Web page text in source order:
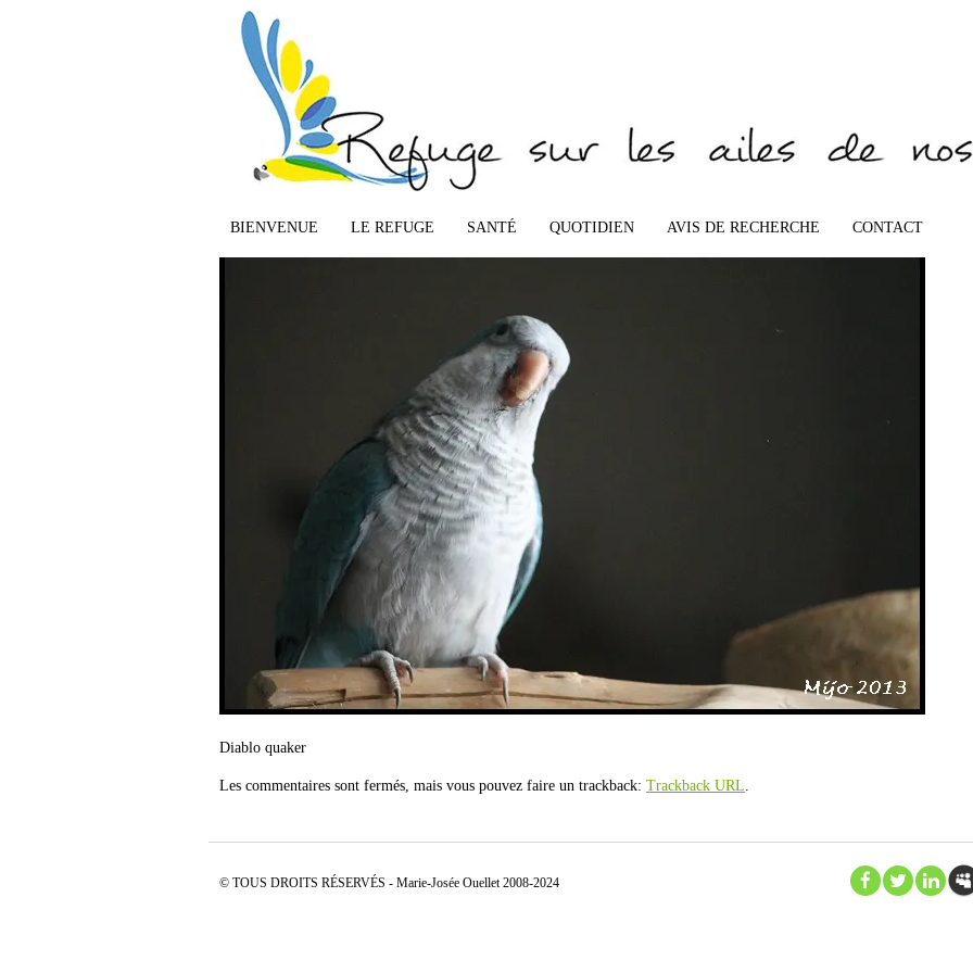
BIENVENUE LE REFUGE SANTÉ QUOTIDIEN AVIS DE RECHERCHE CONTACT
IMG_6366mod
Publié28/01/2015à650 × 437dans
IMG_6366mod
Diablo quaker
Les commentaires sont fermés, mais vous pouvez faire un trackback: Trackback URL.
© TOUS DROITS RÉSERVÉS - Marie-Josée Ouellet 2008-2024